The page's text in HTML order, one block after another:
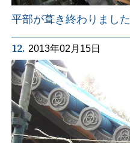
平部が葺き終わりました
12. 2013年02月15日